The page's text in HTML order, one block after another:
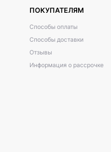
ПОКУПАТЕЛЯМ
Способы оплаты
Способы доставки
Отзывы
Информация о рассрочке